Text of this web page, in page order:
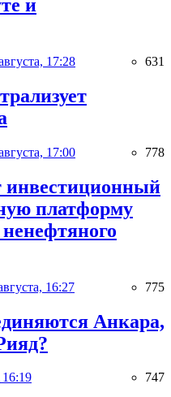
и
17:28 631
17:00 778
инвестиционный
платформу
16:27 775
Анкара,
16:19 747